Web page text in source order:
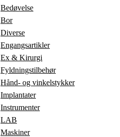
Bedøvelse
Bor
Diverse
Engangsartikler
Ex & Kirurgi
Fyldningstilbehør
Hånd- og vinkelstykker
Implantater
Instrumenter
LAB
Maskiner